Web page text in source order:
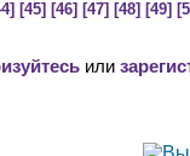
[45] [46] [47] [48] [49]
или